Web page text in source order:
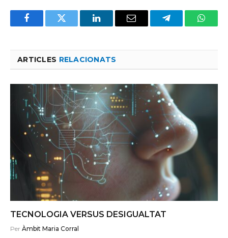
FacebookTwitter LinkedInEmail Telegram
ARTICLES RELACIONATS
TECNOLOGIA VERSUS DESIGUALTAT
Per Àmbit Maria Corral